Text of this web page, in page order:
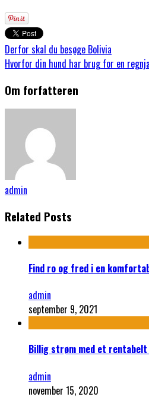
Derfor skal du besøge Bolivia
Hvorfor din hund har brug for en
Om forfatteren
admin
Related Posts
Find ro og fred i en
admin
september 9, 2021
Billig strøm med et
admin
november 15, 2020